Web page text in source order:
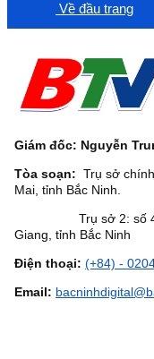
Về đầu trang
Giám đốc: Nguyễn
Tòa soạn: Trụ sở
Mai, tỉnh Bắc Ninh.
Trụ sở 2: số 49
Giang, tỉnh Bắc Ninh
Điện thoại: (+84) -
Email: